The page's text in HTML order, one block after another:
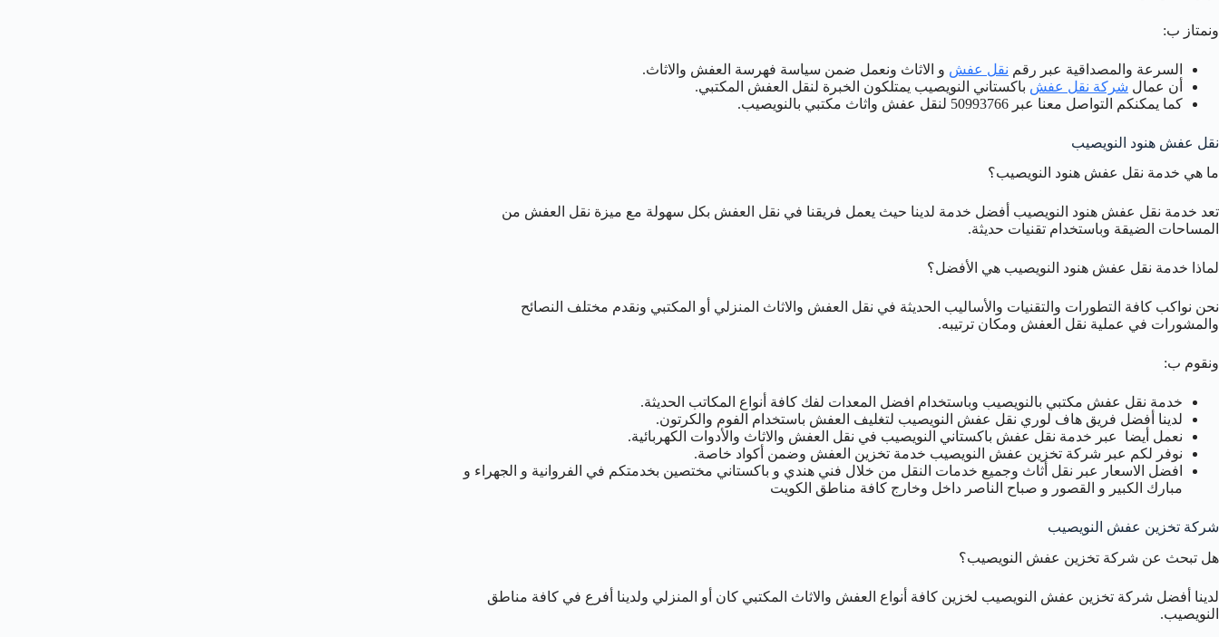
ونمتاز ب:
السرعة والمصداقية عبر رقم نقل عفش و الاثاث ونعمل ضمن سياسة فهرسة العفش والاثاث.
أن عمال شركة نقل عفش باكستاني النويصيب يمتلكون الخبرة لنقل العفش المكتبي.
كما يمكنكم التواصل معنا عبر 50993766 لنقل عفش واثاث مكتبي بالنويصيب.
نقل عفش هنود النويصيب
ما هي خدمة نقل عفش هنود النويصيب؟
تعد خدمة نقل عفش هنود النويصيب أفضل خدمة لدينا حيث يعمل فريقنا في نقل العفش بكل سهولة مع ميزة نقل العفش من
المساحات الضيقة وباستخدام تقنيات حديثة.
لماذا خدمة نقل عفش هنود النويصيب هي الأفضل؟
نحن نواكب كافة التطورات والتقنيات والأساليب الحديثة في نقل العفش والاثاث المنزلي أو المكتبي ونقدم مختلف النصائح
والمشورات في عملية نقل العفش ومكان ترتيبه.
ونقوم ب:
خدمة نقل عفش مكتبي بالنويصيب وباستخدام افضل المعدات لفك كافة أنواع المكاتب الحديثة.
لدينا أفضل فريق هاف لوري نقل عفش النويصيب لتغليف العفش باستخدام الفوم والكرتون.
نعمل أيضا عبر خدمة نقل عفش باكستاني النويصيب في نقل العفش والاثاث والأدوات الكهربائية.
نوفر لكم عبر شركة تخزين عفش النويصيب خدمة تخزين العفش وضمن أكواد خاصة.
افضل الاسعار عبر نقل أثاث وجميع خدمات النقل من خلال فني هندي و باكستاني مختصين بخدمتكم في الفروانية و الجهراء و
مبارك الكبير و القصور و صباح الناصر داخل وخارج كافة مناطق الكويت
شركة تخزين عفش النويصيب
هل تبحث عن شركة تخزين عفش النويصيب؟
لدينا أفضل شركة تخزين عفش النويصيب لخزين كافة أنواع العفش والاثاث المكتبي كان أو المنزلي ولدينا أفرع في كافة مناطق
النويصيب.